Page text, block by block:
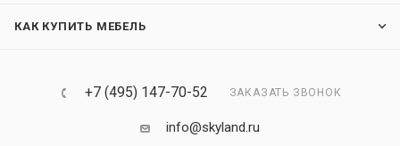
КАК КУПИТЬ МЕБЕЛЬ
+7 (495) 147-70-52 ЗАКАЗАТЬ ЗВОНОК
info@skyland.ru